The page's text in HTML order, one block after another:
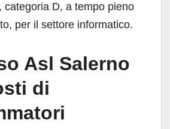
, categoria D, a tempo pieno
per il settore informatico.
Asl Salerno
di